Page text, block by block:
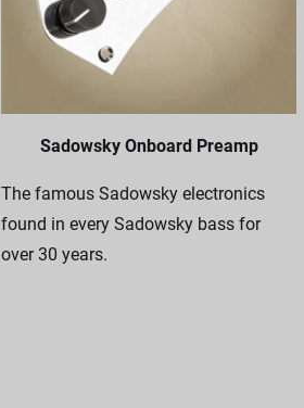
Sadowsky Onboard Preamp
The famous Sadowsky electronics
found in every Sadowsky bass for
over 30 years.